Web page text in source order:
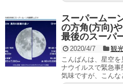
スーパームー
の方角(方向)
最後のスーパ
2020/4/7
観
こんばんは、星空
ナウイルスで緊急
気味ですが、こんな